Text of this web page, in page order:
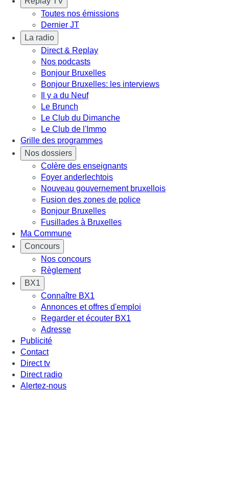
Toutes nos émissions
Dernier JT
La radio
Direct & Replay
Nos podcasts
Bonjour Bruxelles
Bonjour Bruxelles: les interviews
Il y a du Neuf
Le Brunch
Le Club du Dimanche
Le Club de l'Immo
Grille des programmes
Nos dossiers
Colère des enseignants
Foyer anderlechtois
Nouveau gouvernement bruxellois
Fusion des zones de police
Bonjour Bruxelles
Fusillades à Bruxelles
Ma Commune
Concours
Nos concours
Règlement
BX1
Connaître BX1
Annonces et offres d'emploi
Regarder et écouter BX1
Adresse
Publicité
Contact
Direct tv
Direct radio
Alertez-nous